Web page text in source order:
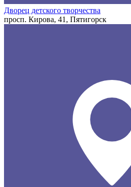
Дворец детского творчества
просп. Кирова, 41, Пятигорск